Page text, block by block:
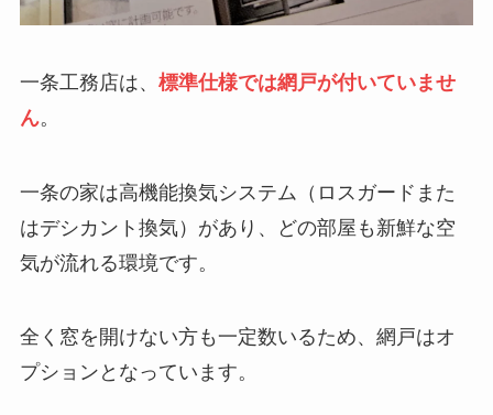
一条工務店は、 標準仕様では網戸が付いていませ
ん。
一条の家は高機能換気システム（ロスガードまた
はデシカント換気）があり、どの部屋も新鮮な空
気が流れる環境です。
全く窓を開けない方も一定数いるため、網戸はオ
プションとなっています。